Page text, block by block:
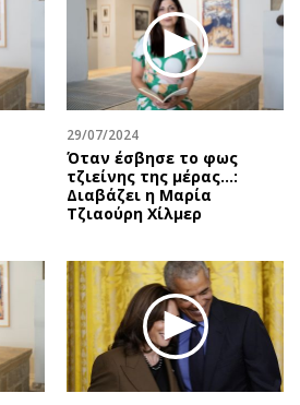
29/07/2024
Όταν έσβησε το φως
τζιείνης της μέρας…:
Διαβάζει η Μαρία
Τζιαούρη Χίλμερ